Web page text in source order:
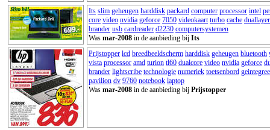
Its slim geheugen harddisk packard computer processor intel
core video nvidia geforce 7050 videokaart turbo cache duallayer
brander usb cardreader d2230 computersystemen
Was mar-2008 in de aanbieding bij Its
Prijstopper lcd breedbeeldscherm harddisk geheugen bluetooth
vista processor amd turion tl60 dualcore video nvidia geforce
brander lightscribe technologie numeriek toetsenbord
pavilion dv 9760 notebook laptop
Was mar-2008 in de aanbieding bij Prijstopper